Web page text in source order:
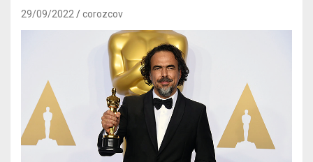
29/09/2022 corozcov